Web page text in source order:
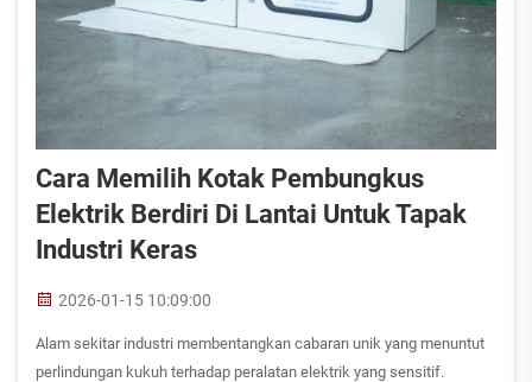
Cara Memilih Kotak Pembungkus
Elektrik Berdiri Di Lantai Untuk Tapak
Industri Keras
2026-01-15 10:09:00
Alam sekitar industri membentangkan cabaran unik yang menuntut
perlindungan kukuh terhadap peralatan elektrik yang sensitif.